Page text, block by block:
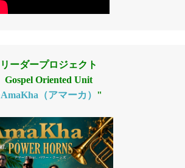
リーダープロジェクト
Gospel Oriented Unit
AmaKha（アマーカ） "